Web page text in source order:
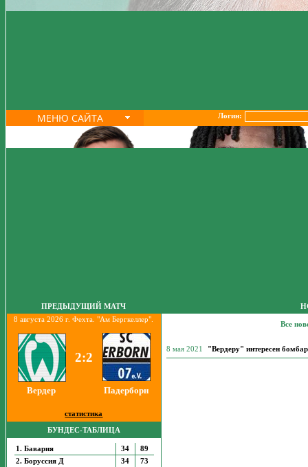
МЕНЮ САЙТА Логин:
ПРЕДЫДУЩИЙ МАТЧ
8 августа 2026 г. Фехта. "Ам Бергкеллер".
2:2
Вердер Падерборн
статистика
БУНДЕС-ТАБЛИЦА
1. Бавария 34
89
2. Боруссия Д
34
73
Все
8 мая 2021 "Вердеру" интересен